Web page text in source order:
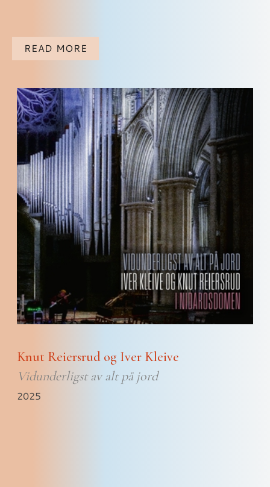
READ MORE
Knut Reiersrud og Iver Kleive
Vidunderligst av alt på jord
2025